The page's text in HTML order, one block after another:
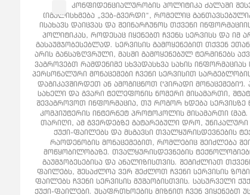
კონფიდენციალურობის პოლიტიკა ძალაში
(იგულისხმება „ვებ-გვერდი“, რომელიც
ისახავს დაიცვას და შეინარჩუნოს თქვენი
პოლიტიკას, როდესაც იყენებთ ჩვენს სერვისს და იმ
გასაუმჯობესებლად. სერვისის გამოყენებით თქვენ
არის განსაზღვრული, მასში გამოყენებულ ტერმინებს
ვაგროვებთ რამდენიმე სხვადასხვა სახის
პერსონალური მონაცემები ჩვენი სერვისით
დაგიკავშირდეთ ან ამოგიცნოთ ("პირადი
სახელი და გვარი ტელეფონის ნომერი მისამართი,
შევაგროვოთ ინფორმაცია, თუ როგორ ხდება სერვისზე
კომპიუტერის ინტერნეტ პროტოკოლის მისამართი
თარიღი, ამ გვერდებზე გატარებული დრო, უნიკალური
ქუქი-ფაილებს და მსგავსი თვალყურისდევნების
რაოდენობის მონაცემებით, რომლებიც შეიძლება
მოწყობილობაზე. თვალყურისდევნების
გაუმჯობესებისა და ანალიზისთვის. შეგიძლიათ
ფაილებს, შესაძლოა ვერ შეძლოთ ჩვენი სერვისის
ფაილებს ჩვენი სერვისის მუშაობისთვის. სასურველი
ქუქი-ფაილები. უსაფრთხოების მიზნით ჩვენ ვიყენებთ